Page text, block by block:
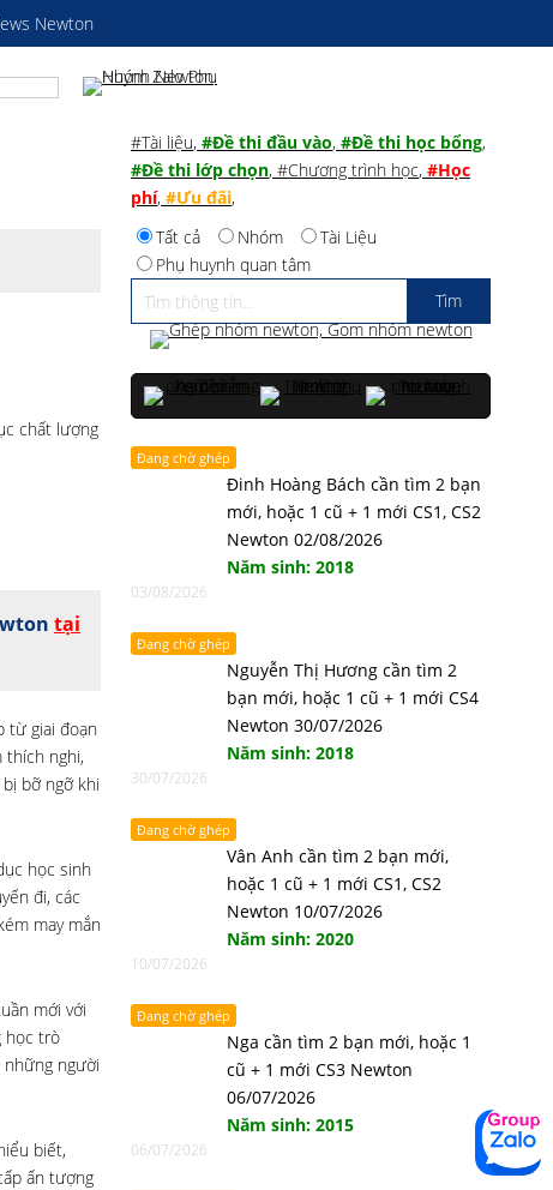
Newton
chất lượng
tại
từ giai đoạn
thích nghi,
bỡ ngỡ khi
học sinh
đi, các
may mắn
mới với
học trò
người
biết,
ấn tượng
#Tài liệu, #Đề thi đầu vào, #Đề thi học bổng,
#Đề thi lớp chọn, #Chương trình học, #Học
phí, #Ưu đãi,
Tất cả
Nhóm
Tài Liệu
Phụ huynh quan tâm
Đang chờ ghép
Đinh Hoàng Bách cần tìm 2 bạn
mới, hoặc 1 cũ + 1 mới CS1, CS2
Newton 02/08/2026
Năm sinh: 2018
03/08/2026
Đang chờ ghép
Nguyễn Thị Hương cần tìm 2
bạn mới, hoặc 1 cũ + 1 mới CS4
Newton 30/07/2026
Năm sinh: 2018
30/07/2026
Đang chờ ghép
Vân Anh cần tìm 2 bạn mới,
hoặc 1 cũ + 1 mới CS1, CS2
Newton 10/07/2026
Năm sinh: 2020
10/07/2026
Đang chờ ghép
Nga cần tìm 2 bạn mới, hoặc 1
cũ + 1 mới CS3 Newton
06/07/2026
Năm sinh: 2015
06/07/2026